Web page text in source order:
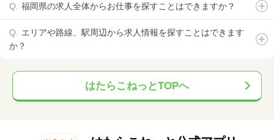
福岡県の求人全体からお仕事を探すことはできますか？
エリアや路線、駅周辺から求人情報を探すことはできます
か？
はたらこねっとTOPへ